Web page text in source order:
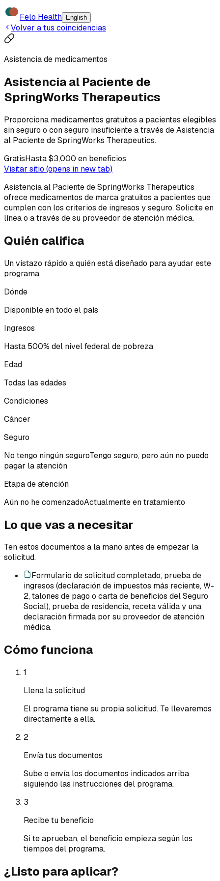
Felo Health English
Volver a tus coincidencias
Asistencia de medicamentos
Asistencia al Paciente de
SpringWorks Therapeutics
Proporciona medicamentos gratuitos a pacientes elegibles
sin seguro o con seguro insuficiente a través de Asistencia
al Paciente de SpringWorks Therapeutics.
GratisHasta $3,000 en beneficios
Visitar sitio (opens in new tab)
Asistencia al Paciente de SpringWorks Therapeutics
ofrece medicamentos de marca gratuitos a pacientes que
cumplen con los criterios de ingresos y seguro. Solicite en
línea o a través de su proveedor de atención médica.
Quién califica
Un vistazo rápido a quién está diseñado para ayudar este
programa.
Dónde
Disponible en todo el país
Ingresos
Hasta 500% del nivel federal de pobreza
Edad
Todas las edades
Condiciones
Cáncer
Seguro
No tengo ningún seguroTengo seguro, pero aún no puedo
pagar la atención
Etapa de atención
Aún no he comenzadoActualmente en tratamiento
Lo que vas a necesitar
Ten estos documentos a la mano antes de empezar la
solicitud.
Formulario de solicitud completado, prueba de
ingresos (declaración de impuestos más reciente, W-
2, talones de pago o carta de beneficios del Seguro
Social), prueba de residencia, receta válida y una
declaración firmada por su proveedor de atención
médica.
Cómo funciona
1
Llena la solicitud
El programa tiene su propia solicitud. Te llevaremos
directamente a ella.
2
Envía tus documentos
Sube o envía los documentos indicados arriba
siguiendo las instrucciones del programa.
3
Recibe tu beneficio
Si te aprueban, el beneficio empieza según los
tiempos del programa.
¿Listo para aplicar?